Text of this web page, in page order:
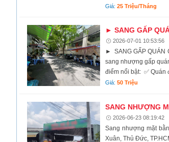
Giá: 25 Triệu/tháng
► SANG GẤP
2026-07-01 10:53:56
► SANG GẤP QUÁN
sang nhượng gấp
điểm nổi bật: ✅ Quán
Giá: 50 Triệu
SANG NHƯỢNG
2026-06-23 08:19:42
Sang nhượng mặt
Xuân, Thủ Đức,